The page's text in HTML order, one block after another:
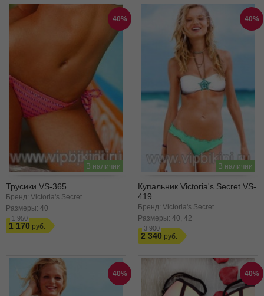
40%
В наличии
Трусики VS-365
Бренд: Victoria's Secret
Размеры: 40
1 950
1 170
40%
В наличии
Купальник Victoria's Secret VS-
419
Бренд: Victoria's Secret
Размеры: 40 42
3 900
2 340
40% 40%